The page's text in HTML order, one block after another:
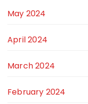
May 2024
April 2024
March 2024
February 2024